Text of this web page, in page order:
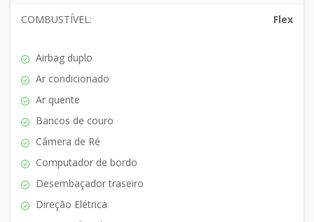
COMBUSTÍVEL: Flex
Airbag duplo
Ar condicionado
Ar quente
Bancos de couro
Câmera de Ré
Computador de bordo
Desembaçador traseiro
Direção Elétrica